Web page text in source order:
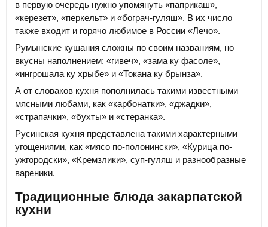
в первую очередь нужно упомянуть «паприкаш»,
«керезет», «перкельт» и «бограч-гуляш». В их число
также входит и горячо любимое в России «Лечо».
Румынские кушания сложны по своим названиям, но
вкусны наполнением: «гивеч», «зама ку фасоле»,
«ингрошала ку хрыбе» и «Токана ку брынза».
А от словаков кухня пополнилась такими известными
мясными любами, как «карбонатки», «джадки»,
«страпачки», «бухты» и «стеранка».
Русинская кухня представлена такими характерными
угощениями, как «мясо по-полонински», «Курица по-
ужгородски», «Кремзлики», суп-гуляш и разнообразные
вареники.
Традиционные блюда закарпатской
кухни